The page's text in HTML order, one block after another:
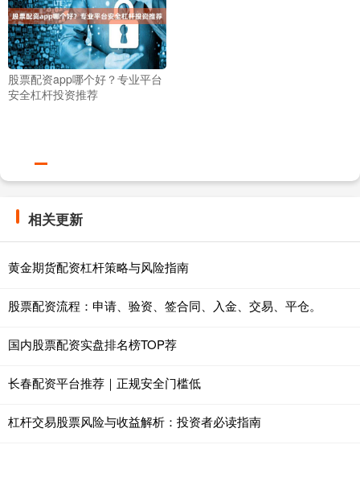
股票配资app哪个好？专业平台
安全杠杆投资推荐
相关更新
黄金期货配资杠杆策略与风险指南
股票配资流程：申请、验资、签合同、入金、交易、平仓。
国内股票配资实盘排名榜TOP荐
长春配资平台推荐｜正规安全门槛低
杠杆交易股票风险与收益解析：投资者必读指南